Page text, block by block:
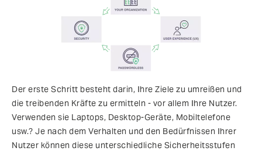
Der erste Schritt besteht darin, Ihre Ziele zu umreißen und
die treibenden Kräfte zu ermitteln - vor allem Ihre Nutzer.
Verwenden sie Laptops, Desktop-Geräte, Mobiltelefone
usw.? Je nach dem Verhalten und den Bedürfnissen Ihrer
Nutzer können diese unterschiedliche Sicherheitsstufen